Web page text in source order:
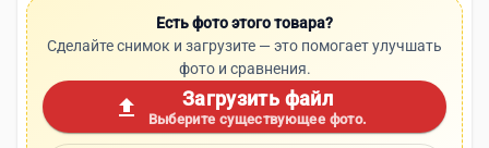
Есть фото этого товара?
Сделайте снимок и загрузите — это помогает улучшать
фото и сравнения.
upload Загрузить файл
Выберите существующее фото.